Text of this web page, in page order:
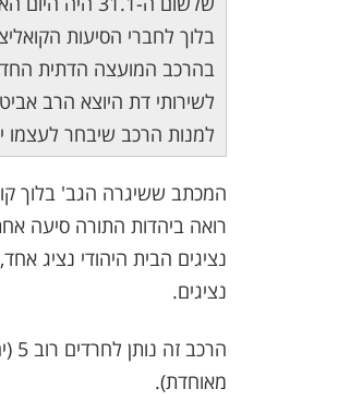
בלוך לחברי הסיעות
בהרכב המועצה הדתית
לשירותי דת היוצא הרב
למנות הרכב שיבחר לעצמו
המכתב ששיגרה הגב' בלוך
נציגים הבית היהודי נציג
נציגים.
מאוחדת).